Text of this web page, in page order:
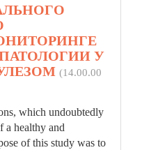
У
(14.00.00
which undoubtedly
a healthy and
of this study was to